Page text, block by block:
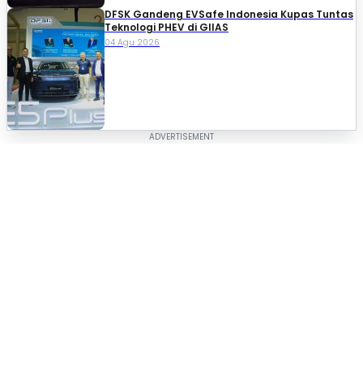
DFSK Gandeng EVSafe Indonesia Kupas Tuntas
Teknologi PHEV di GIIAS
04 Agu 2026